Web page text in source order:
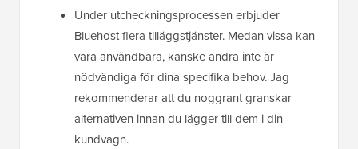
Under utcheckningsprocessen erbjuder
Bluehost flera tilläggstjänster. Medan vissa kan
vara användbara, kanske andra inte är
nödvändiga för dina specifika behov. Jag
rekommenderar att du noggrant granskar
alternativen innan du lägger till dem i din
kundvagn.